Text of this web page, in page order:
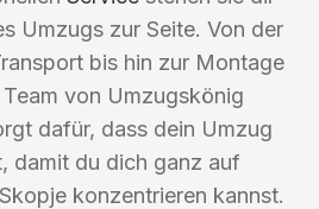
Umzugs zur Seite. Von der
bis hin zur Montage
von Umzugskönig
dafür, dass dein Umzug
damit du dich ganz auf
konzentrieren kannst.